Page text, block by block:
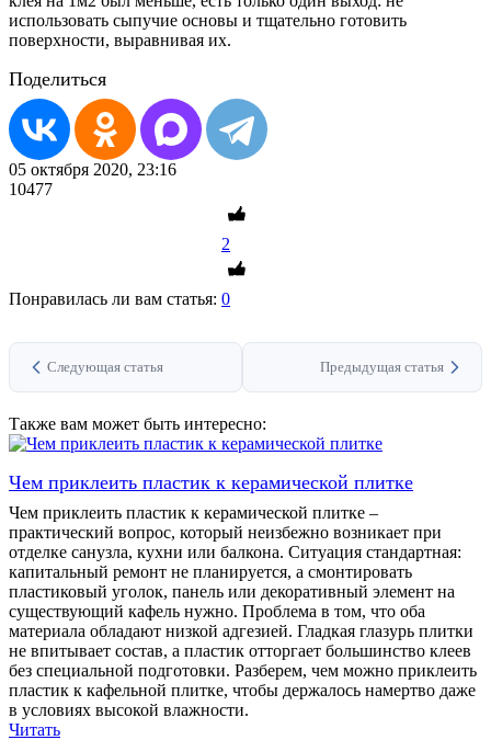
использовать сыпучие основы и тщательно готовить
поверхности, выравнивая их.
Поделиться
05 октября 2020, 23:16
10477
Понравилась ли вам статья:
2
0
Следующая статья Предыдущая статья
Также вам может быть интересно:
Чем приклеить пластик к керамической плитке
Чем приклеить пластик к керамической плитке –
практический вопрос, который неизбежно возникает при
отделке санузла, кухни или балкона. Ситуация стандартная:
капитальный ремонт не планируется, а смонтировать
пластиковый уголок, панель или декоративный элемент на
существующий кафель нужно. Проблема в том, что оба
материала обладают низкой адгезией. Гладкая глазурь плитки
не впитывает состав, а пластик отторгает большинство клеев
без специальной подготовки. Разберем, чем можно приклеить
пластик к кафельной плитке, чтобы держалось намертво даже
в условиях высокой влажности.
Читать